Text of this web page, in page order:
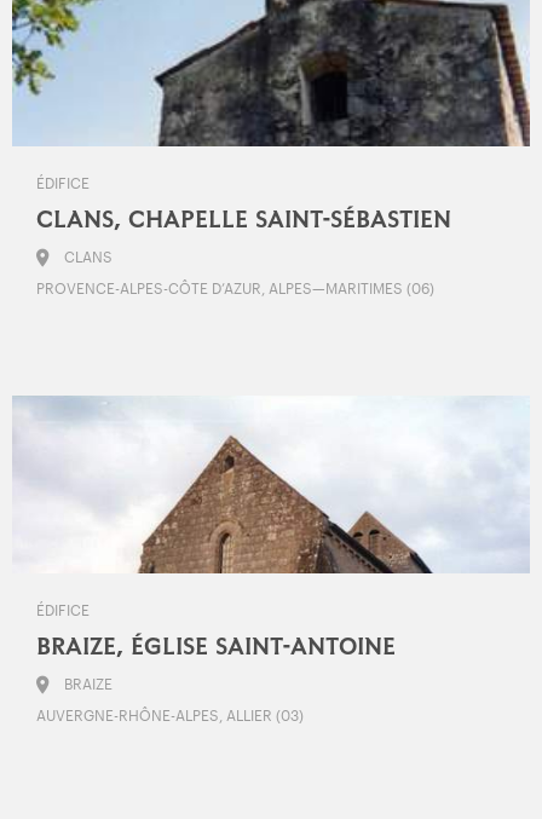
ÉDIFICE
CLANS, CHAPELLE SAINT-SÉBASTIEN
CLANS
PROVENCE-ALPES-CÔTE D’AZUR, ALPES—MARITIMES (06)
ÉDIFICE
BRAIZE, ÉGLISE SAINT-ANTOINE
BRAIZE
AUVERGNE-RHÔNE-ALPES, ALLIER (03)